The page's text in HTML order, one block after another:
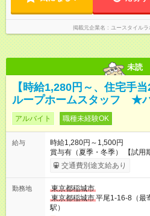
掲載元企業名 ユースタイル
未読
【時給1,280円～、住宅手
ループホームスタッフ ★パ
アルバイト 職種未経験OK
給与
時給1,280円～1,500円
賞与有（夏季・冬季） 【試用期間】試用期間あり 試用期間の長
さ：3ヶ月 雇用形態、給与は
交通費別途支給あり
勤務地
東京都稲城市
東京都稲城市平尾1-16-8（最
駅）